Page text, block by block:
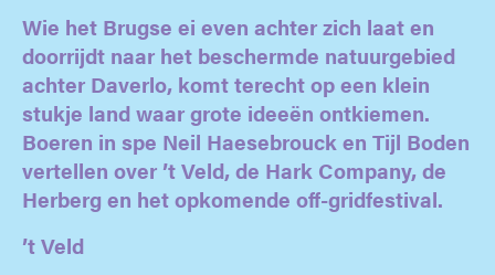
Wie het Brugse ei even achter zich laat en
doorrijdt naar het beschermde natuurgebied
achter Daverlo, komt terecht op een klein
stukje land waar grote ideeën ontkiemen.
Boeren in spe Neil Haesebrouck en Tijl Boden
vertellen over ’t Veld, de Hark Company, de
Herberg en het opkomende off-gridfestival.
’t Veld